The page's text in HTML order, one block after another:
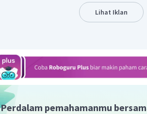
Menyusun pernyataan berdasarkan ide
dari kalimat penjelas dengan kalimat
tersebut adalah Penerbit Erlangga
berjudul
tahun 2014 untuk
menghadapi Ujian Nasional (UN).
Lihat Iklan
Perdalam pemahamanmu